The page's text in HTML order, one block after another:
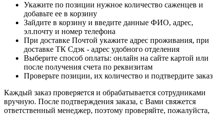
Укажите по позиции нужное количество саженцев и
добавьте ее в корзину
Зайдите в корзину и введите данные ФИО, адрес,
эл.почту и номер телефона
При доставке Почтой укажите адрес проживания, при
доставке ТК Сдэк - адрес удобного отделения
Выберите способ оплаты: онлайн на сайте картой или
после получения счета по реквизитам
Проверьте позиции, их количество и подтвердите заказ
Каждый заказ проверяется и обрабатывается сотрудниками
вручную. После подтверждения заказа, с Вами свяжется
ответственный менеджер, поэтому проверяйте, пожалуйста,